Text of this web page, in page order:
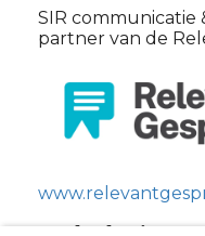
SIR communicatie
partner van de